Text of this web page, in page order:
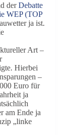
derDebatte
WEP (TOP
ja ist.
Art –
Hierbei
–
Euro für
ja
am Ende ja
„linke